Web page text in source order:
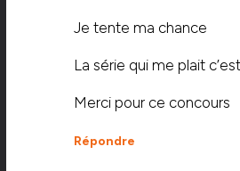
Je tente ma chance
La série qui me plait
Merci pour ce concours
Répondre